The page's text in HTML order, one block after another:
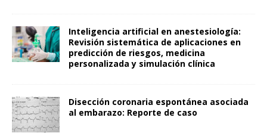
Inteligencia artificial en anestesiología:
Revisión sistemática de aplicaciones en
predicción de riesgos, medicina
personalizada y simulación clínica
Disección coronaria espontánea asociada
al embarazo: Reporte de caso